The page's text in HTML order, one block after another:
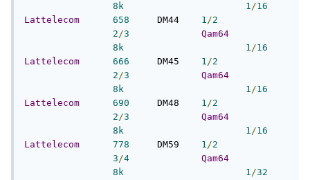
8k
1/16
Lattelecom
658 1/2
2/3
Qam64
8k
1/16
Lattelecom
666 1/2
2/3
Qam64
8k
1/16
Lattelecom
690 1/2
2/3
Qam64
8k
1/16
Lattelecom
778 1/2
3/4
Qam64
8k
1/32